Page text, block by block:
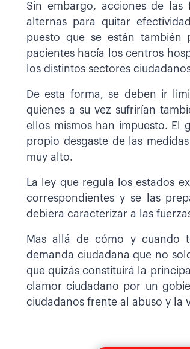
Sin embargo, acciones de
alternas para quitar
puesto que se están
pacientes hacía los centros
los distintos sectores
De esta forma, se deben ir
quienes a su vez sufrirían
ellos mismos han impuesto. El
propio desgaste de las
muy alto.
La ley que regula los estados
correspondientes y se las
debiera caracterizar a las
Mas allá de cómo y cuando
demanda ciudadana que no
que quizás constituirá la
clamor ciudadano por un
ciudadanos frente al abuso y la